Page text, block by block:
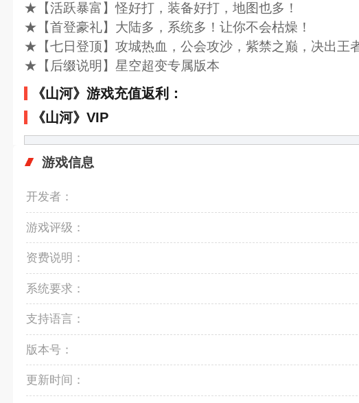
★【活跃暴富】怪好打，装备好打，地图也多！
★【首登豪礼】大陆多，系统多！让你不会枯燥！
★【七日登顶】攻城热血，公会攻沙，紫禁之巅，决出王
★【后缀说明】星空超变专属版本
《山河》游戏充值返利：
《山河》VIP
游戏信息
开发者：
游戏评级：
资费说明：
系统要求：
支持语言：
版本号：
更新时间：